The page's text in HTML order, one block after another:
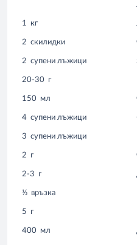
1 кг
2 скилидки
2 супени лъжици
20-30 г
150 мл
4 супени лъжици
3 супени лъжици
2 г
2-3 г
½ връзка
5 г
400 мл